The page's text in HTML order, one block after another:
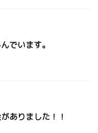
でいます。
ありました！！